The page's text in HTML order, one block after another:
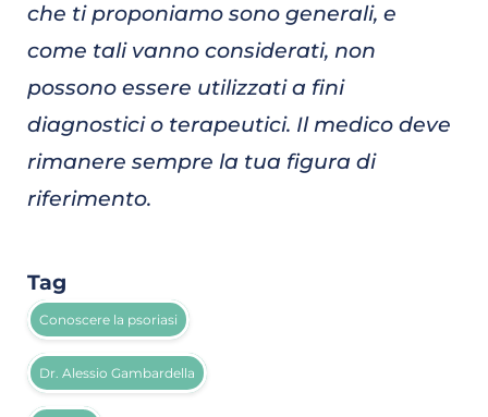
che ti proponiamo sono generali, e
come tali vanno considerati, non
possono essere utilizzati a fini
diagnostici o terapeutici. Il medico deve
rimanere sempre la tua figura di
riferimento.
Tag
Conoscere la psoriasi
Dr. Alessio Gambardella